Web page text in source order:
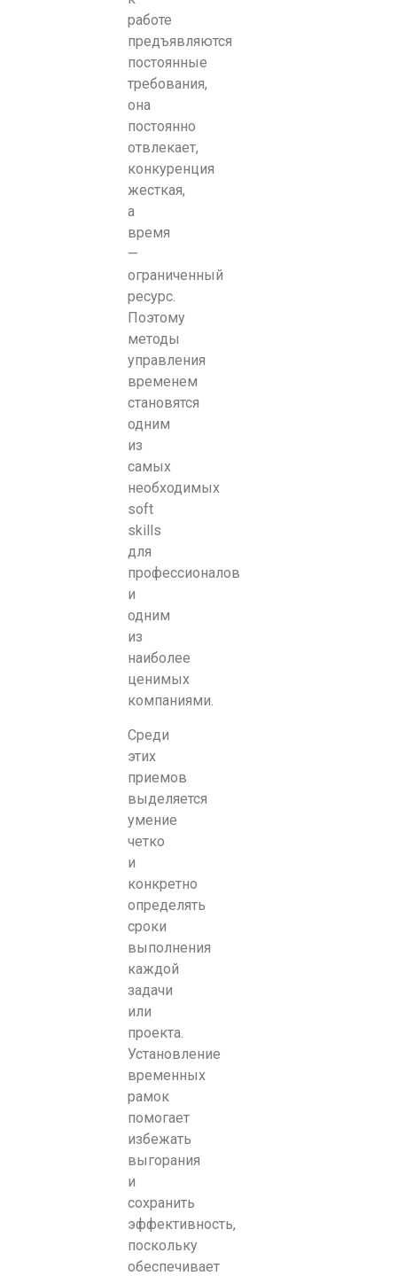
работе
предъявляются
постоянные
требования,
она
постоянно
отвлекает,
конкуренция
жесткая,
а
время
—
ограниченный
ресурс.
Поэтому
методы
управления
временем
становятся
одним
из
самых
необходимых
soft
skills
для
профессионалов
и
одним
из
наиболее
ценимых
компаниями.
Среди
этих
приемов
выделяется
умение
четко
и
конкретно
определять
сроки
выполнения
каждой
задачи
или
проекта.
Установление
временных
рамок
помогает
избежать
выгорания
и
сохранить
эффективность,
поскольку
обеспечивает